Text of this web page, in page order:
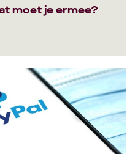
moet je ermee?